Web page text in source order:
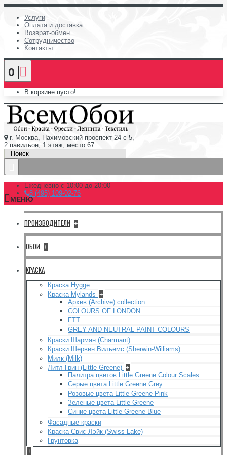
Услуги
Оплата и доставка
Возврат-обмен
Сотрудничество
Контакты
0
В корзине пусто!
г. Москва, Нахимовский проспект 24 с 5,
2 павильон, 1 этаж, место 67
Ежедневно с 10:00 до 20:00
8 (495) 109-02-76
МЕНЮ
ПРОИЗВОДИТЕЛИ +
ОБОИ +
КРАСКА
Краска Hygge
Краска Mylands +
Архив (Archive) collection
COLOURS OF LONDON
FTT
GREY AND NEUTRAL PAINT COLOURS
Краски Шарман (Charmant)
Краски Шервин Вильемс (Sherwin-Williams)
Милк (Milk)
Литл Грин (Little Greene) +
Палитра цветов Little Greene Colour Scales
Серые цвета Little Greene Grey
Розовые цвета Little Greene Pink
Зеленые цвета Little Greene
Синие цвета Little Greene Blue
Фасадные краски
Краска Свис Лэйк (Swiss Lake)
Грунтовка
+